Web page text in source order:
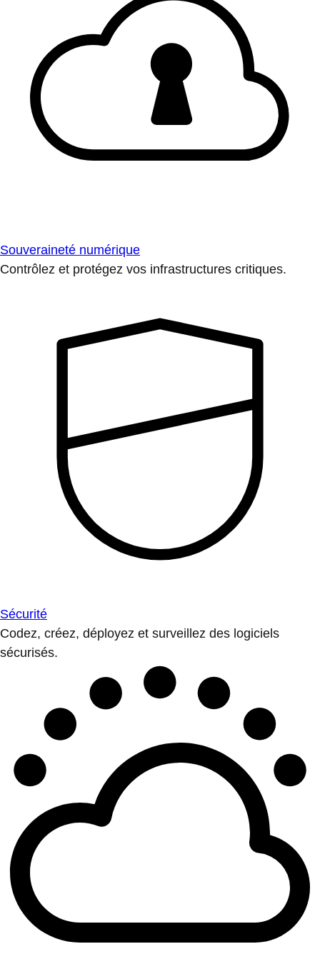
Souveraineté numérique
Contrôlez et protégez vos infrastructures critiques.
Sécurité
Codez, créez, déployez et surveillez des logiciels
sécurisés.